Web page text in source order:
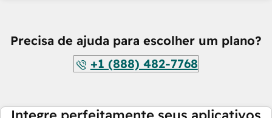
Precisa de ajuda para escolher um plano?
+1 (888) 482-7768